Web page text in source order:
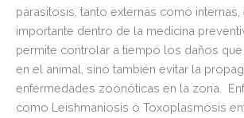
parasitosis, tanto externas como
importante dentro de la medicina
permite controlar a tiempo los daños
en el animal, sino también evitar la
enfermedades zoonóticas en la zona.
como Leishmaniosis o Toxoplasmosis